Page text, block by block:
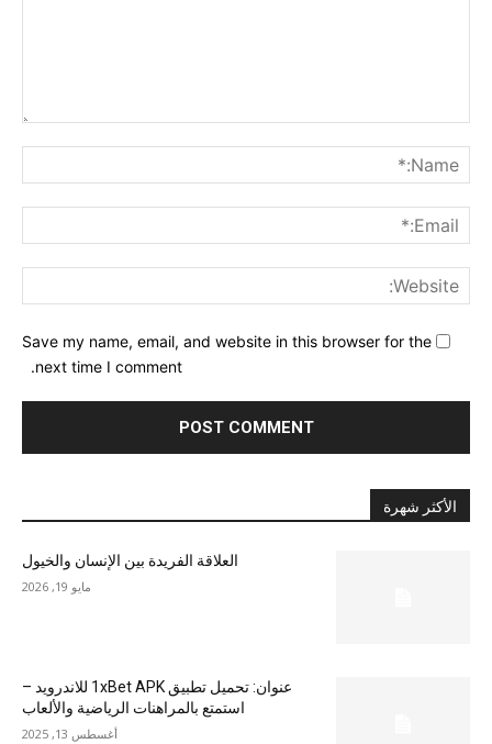
Save my name, email, and website in this browser for the
next time I comment.
الأكثر شهرة
العلاقة الفريدة بين الإنسان والخيول
مايو 19, 2026
عنوان: تحميل تطبيق 1xBet APK للاندرويد –
استمتع بالمراهنات الرياضية والألعاب
أغسطس 13, 2025